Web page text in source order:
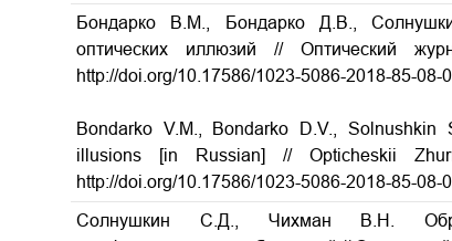
Бондарко В.М., Бондарко Д.В.,
оптических иллюзий // Оптический
http://doi.org/10.17586/1023-5086-2018-85-08-
Bondarko V.M., Bondarko D.V.,
illusions
[in Russian] // Opticheskii
http://doi.org/10.17586/1023-5086-2018-85-08-
Солнушкин С.Д., Чихман В.Н.